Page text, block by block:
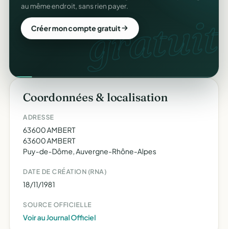
gratuit.
au même endroit, sans rien payer.
Créer mon compte gratuit
Coordonnées & localisation
ADRESSE
63600 AMBERT
63600 AMBERT
Puy-de-Dôme, Auvergne-Rhône-Alpes
DATE DE CRÉATION (RNA)
18/11/1981
SOURCE OFFICIELLE
Voir au Journal Officiel